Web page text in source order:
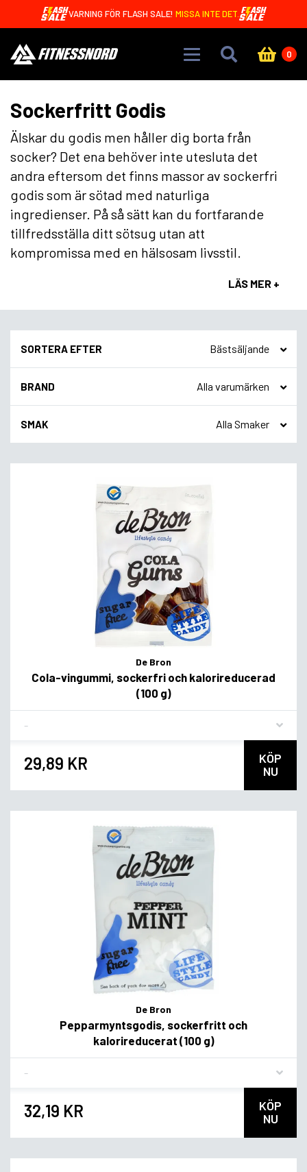
Skip to main contentBARA 1,99 KR! 🤩 CREAMY CORE BARS MED 15G PROTEIN
0
Sockerfritt Godis
Älskar du godis men håller dig borta från
socker? Det ena behöver inte utesluta det
andra eftersom det finns massor av sockerfri
godis som är sötad med naturliga
ingredienser. På så sätt kan du fortfarande
tillfredsställa ditt sötsug utan att
kompromissa med en hälsosam livsstil.
LÄS MER +
SORTERA EFTER
BRAND
SMAK
De Bron
Cola-vingummi, sockerfri och kalorireducerad
(100 g)
29,89 KR
KÖP
NU
De Bron
Pepparmyntsgodis, sockerfritt och
kalorireducerat (100 g)
32,19 KR
KÖP
NU